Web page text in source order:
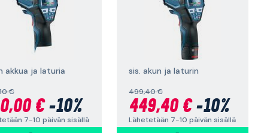
akkua ja laturia
€
€-10%
7-10 päivän sisällä
sis. akun ja laturin
499,40 €
449,40 €-10%
Lähetetään 7-10 päivän sisällä